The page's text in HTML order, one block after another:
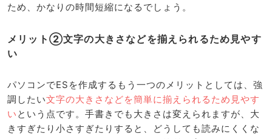
ため、かなりの時間短縮になるでしょう。
メリット②文字の大きさなどを揃えられるため見やす
い
パソコンでESを作成するもう一つのメリットとしては、強
調したい文字の大きさなどを簡単に揃えられるため見やす
い という点です。手書きでも大きさは変えられますが、大
きすぎたり小さすぎたりすると、どうしても読みにくくな